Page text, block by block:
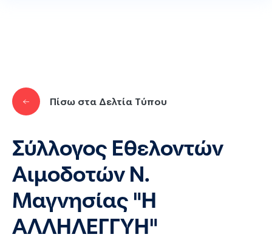
Πίσω στα Δελτία Τύπου
Σύλλογος Εθελοντών
Αιμοδοτών Ν.
Μαγνησίας "Η
ΑΛΛΗΛΕΓΓΥΗ"